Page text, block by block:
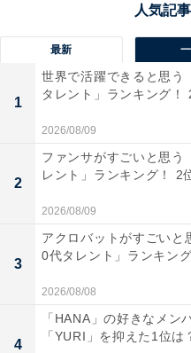
1位：有岡大貴／Hey!
最新
1
世界で活躍できると思う
タレント」ランキング！
2026/08/09
2
ファンサがすごいと思う
レント」ランキング！ 2
2026/08/09
3
アクロバットがすごいと
0代タレント」ランキン
2026/08/08
4
「HANA」の好きなメン
「YURI」を抑えた1位は